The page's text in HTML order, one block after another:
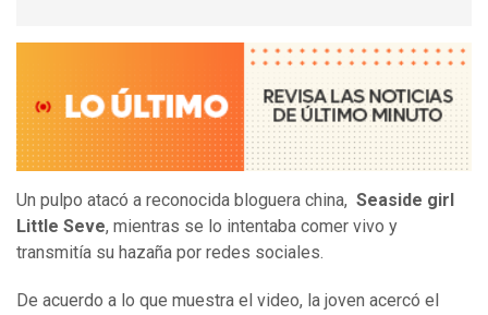
Un pulpo atacó a reconocida bloguera china, Seaside girl
Little Seve, mientras se lo intentaba comer vivo y
transmitía su hazaña por redes sociales.
De acuerdo a lo que muestra el video, la joven acercó el